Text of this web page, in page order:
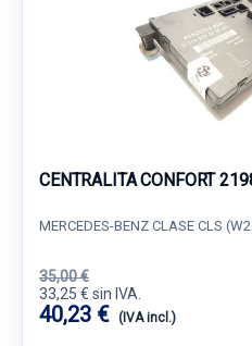
CENTRALITA CONFORT
MERCEDES-BENZ CLASE CLS
35,00 €
33,25 € sin IVA.
40,23 € (IVA incl.)